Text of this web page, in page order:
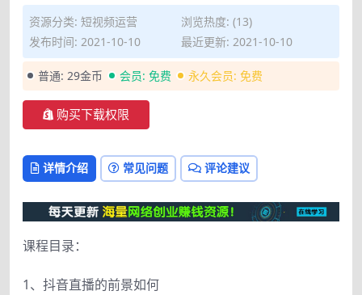
资源分类: 短视频运营
浏览热度: (13)
发布时间: 2021-10-10
最近更新: 2021-10-10
普通: 29金币 会员: 免费 永久会员: 免费
购买下载权限
详情介绍 常见问题 评论建议
课程目录：
1、抖音直播的前景如何